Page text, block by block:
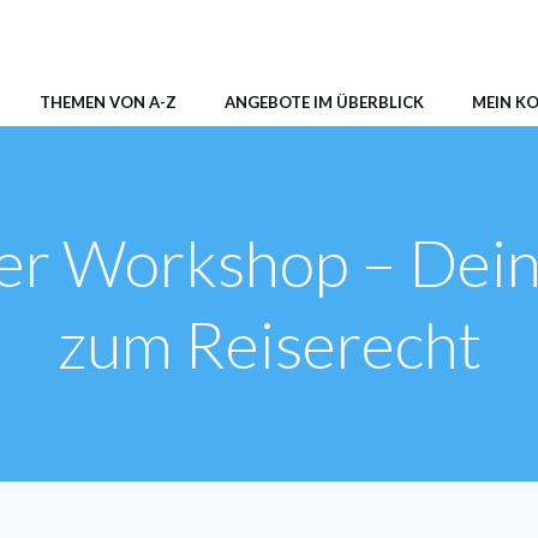
THEMEN VON A-Z ANGEBOTE IM ÜBERBLICK MEIN
Workshop –
zum Reiserecht